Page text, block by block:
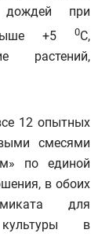
при
выше +5
0С,
растений,
12 опытных
смесями
по единой
в обоих
для
культуры в